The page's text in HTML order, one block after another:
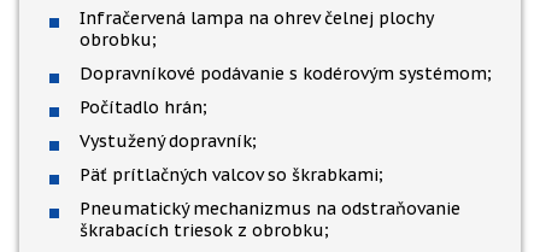
Infračervená lampa na ohrev čelnej plochy
obrobku;
Dopravníkové podávanie s kodérovým systémom;
Počítadlo hrán;
Vystužený dopravník;
Päť prítlačných valcov so škrabkami;
Pneumatický mechanizmus na odstraňovanie
škrabacích triesok z obrobku;